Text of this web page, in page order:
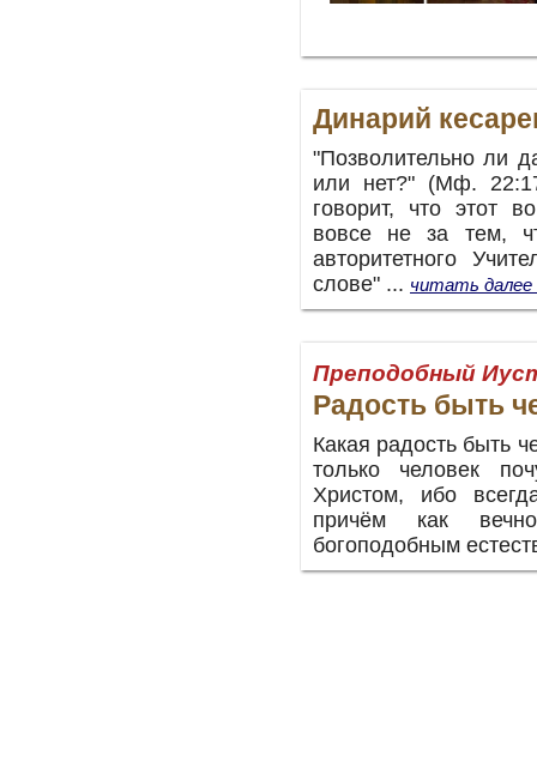
Динарий
"Позволительно ли
или нет?" (Мф.
говорит, что этот
вовсе не за тем,
авторитетного
слове" ... читать далее
Преподобный
Радость быть
Какая радость быть
только человек
Христом, ибо
причём как
богоподобным